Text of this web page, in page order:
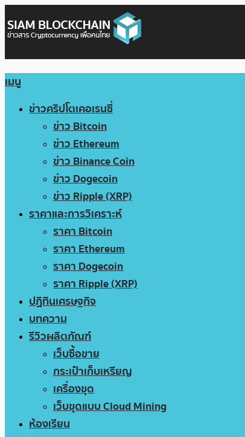
เมนู
ข่าวคริปโตเคอเรนซี่
ข่าว Bitcoin
ข่าว Ethereum
ข่าว Binance Coin
ข่าว Dogecoin
ข่าว Ripple (XRP)
ราคาและการวิเคราะห์
ราคา Bitcoin
ราคา Ethereum
ราคา Dogecoin
ราคา Ripple (XRP)
ปฏิทินเศรษฐกิจ
บทความ
รีวิวผลิตภัณฑ์
เว็บซื้อขาย
กระเป๋าเก็บเหรียญ
เครื่องขุด
เว็บขุดแบบ Cloud Mining
ห้องเรียน